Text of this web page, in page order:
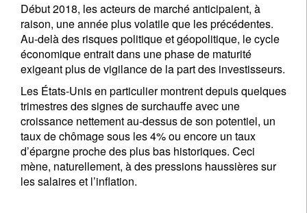
Début 2018, les acteurs de marché anticipaient, à
raison, une année plus volatile que les précédentes.
Au-delà des risques politique et géopolitique, le cycle
économique entrait dans une phase de maturité
exigeant plus de vigilance de la part des investisseurs.
Les États-Unis en particulier montrent depuis quelques
trimestres des signes de surchauffe avec une
croissance nettement au-dessus de son potentiel, un
taux de chômage sous les 4% ou encore un taux
d’épargne proche des plus bas historiques. Ceci
mène, naturellement, à des pressions haussières sur
les salaires et l’inflation.